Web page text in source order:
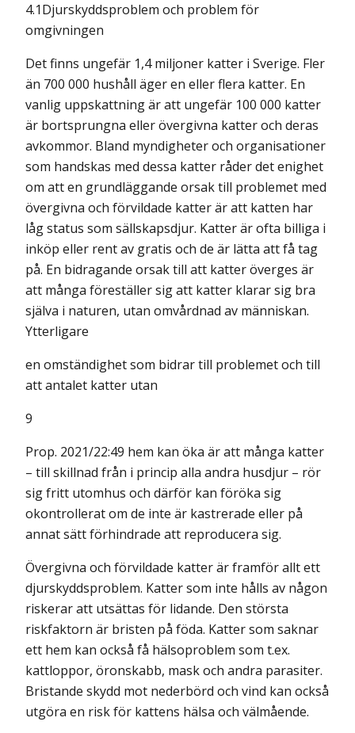
4.1Djurskyddsproblem och problem för
omgivningen
Det finns ungefär 1,4 miljoner katter i Sverige. Fler
än 700 000 hushåll äger en eller flera katter. En
vanlig uppskattning är att ungefär 100 000 katter
är bortsprungna eller övergivna katter och deras
avkommor. Bland myndigheter och organisationer
som handskas med dessa katter råder det enighet
om att en grundläggande orsak till problemet med
övergivna och förvildade katter är att katten har
låg status som sällskapsdjur. Katter är ofta billiga i
inköp eller rent av gratis och de är lätta att få tag
på. En bidragande orsak till att katter överges är
att många föreställer sig att katter klarar sig bra
själva i naturen, utan omvårdnad av människan.
Ytterligare
en omständighet som bidrar till problemet och till
att antalet katter utan
9
Prop. 2021/22:49 hem kan öka är att många katter
– till skillnad från i princip alla andra husdjur – rör
sig fritt utomhus och därför kan föröka sig
okontrollerat om de inte är kastrerade eller på
annat sätt förhindrade att reproducera sig.
Övergivna och förvildade katter är framför allt ett
djurskyddsproblem. Katter som inte hålls av någon
riskerar att utsättas för lidande. Den största
riskfaktorn är bristen på föda. Katter som saknar
ett hem kan också få hälsoproblem som t.ex.
kattloppor, öronskabb, mask och andra parasiter.
Bristande skydd mot nederbörd och vind kan också
utgöra en risk för kattens hälsa och välmående.